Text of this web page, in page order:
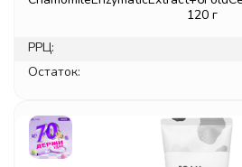
120 г
РРЦ:
Остаток: